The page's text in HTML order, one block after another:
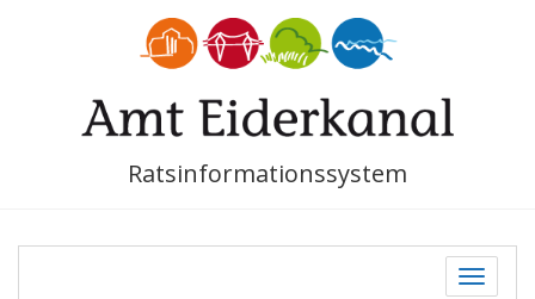
Ratsinformationssystem
Toggle